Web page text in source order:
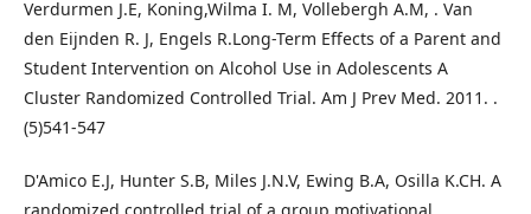
Verdurmen J.E, Koning,Wilma I. M, Vollebergh A.M, . Van
den Eijnden R. J, Engels R.Long-Term Effects of a Parent and
Student Intervention on Alcohol Use in Adolescents A
Cluster Randomized Controlled Trial. Am J Prev Med. 2011. .
(5)541-547
D'Amico E.J, Hunter S.B, Miles J.N.V, Ewing B.A, Osilla K.CH. A